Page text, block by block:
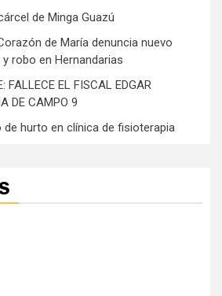
de Minga Guazú
de María denuncia nuevo
robo en Hernandarias
FALLECE EL FISCAL EDGAR
DE CAMPO 9
hurto en clínica de fisioterapia